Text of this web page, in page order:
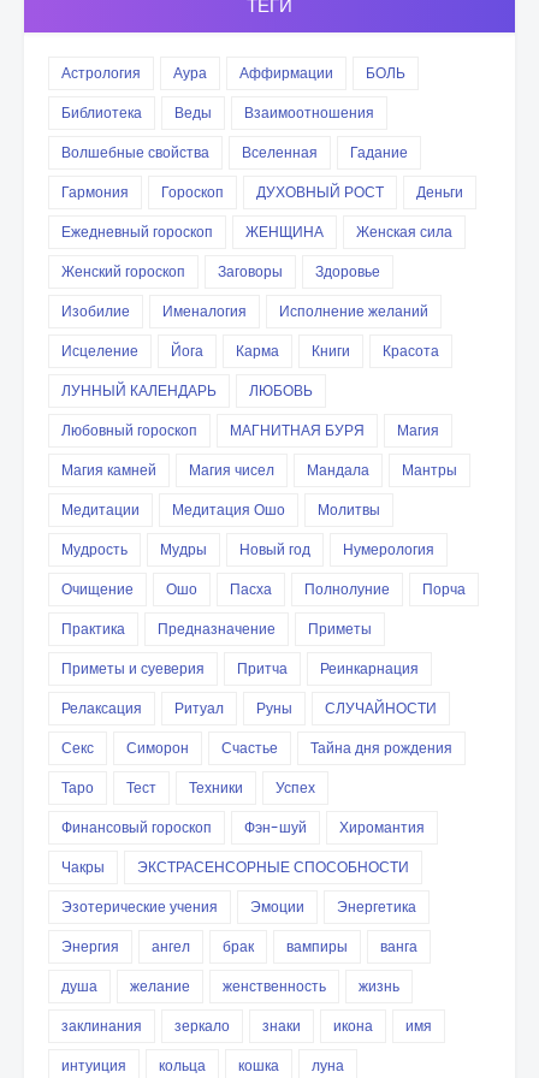
ТЕГИ
Астрология Аура Аффирмации
БОЛЬ
Библиотека
Веды
Взаимоотношения
Волшебные свойства
Вселенная
Гадание
Гармония
Гороскоп ДУХОВНЫЙ РОСТ
Деньги
Ежедневный гороскоп
ЖЕНЩИНА
Женская сила
Женский гороскоп
Заговоры
Здоровье
Изобилие
Именалогия
Исполнение желаний
Исцеление
Йога Карма Книги
Красота
ЛУННЫЙ КАЛЕНДАРЬ
ЛЮБОВЬ
Любовный гороскоп
МАГНИТНАЯ БУРЯ
Магия
Магия камней
Магия чисел Мандала
Мантры
Медитации
Медитация Ошо
Молитвы
Мудрость
Мудры Новый год
Нумерология
Очищение
Ошо Пасха Полнолуние
Порча
Практика
Предназначение
Приметы
Приметы и суеверия
Притча
Реинкарнация
Релаксация
Ритуал Руны
СЛУЧАЙНОСТИ
Секс
Симорон Счастье
Тайна дня рождения
Таро
Тест Техники
Успех
Финансовый гороскоп
Фэн-шуй
Хиромантия
Чакры
ЭКСТРАСЕНСОРНЫЕ СПОСОБНОСТИ
Эзотерические учения
Эмоции
Энергетика
Энергия
ангел брак вампиры
ванга
душа
желание женственность
жизнь
заклинания
зеркало знаки икона
имя
интуиция
кольца кошка
луна